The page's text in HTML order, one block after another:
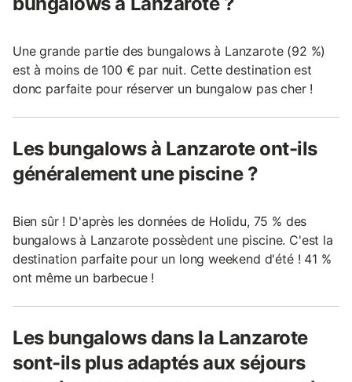
Une grande partie des bungalows à Lanzarote (92 %)
est à moins de 100 € par nuit. Cette destination est
donc parfaite pour réserver un bungalow pas cher !
Les bungalows à Lanzarote ont-ils
généralement une piscine ?
Bien sûr ! D'après les données de Holidu, 75 % des
bungalows à Lanzarote possèdent une piscine. C'est la
destination parfaite pour un long weekend d'été ! 41 %
ont même un barbecue !
Les bungalows dans la Lanzarote
sont-ils plus adaptés aux séjours